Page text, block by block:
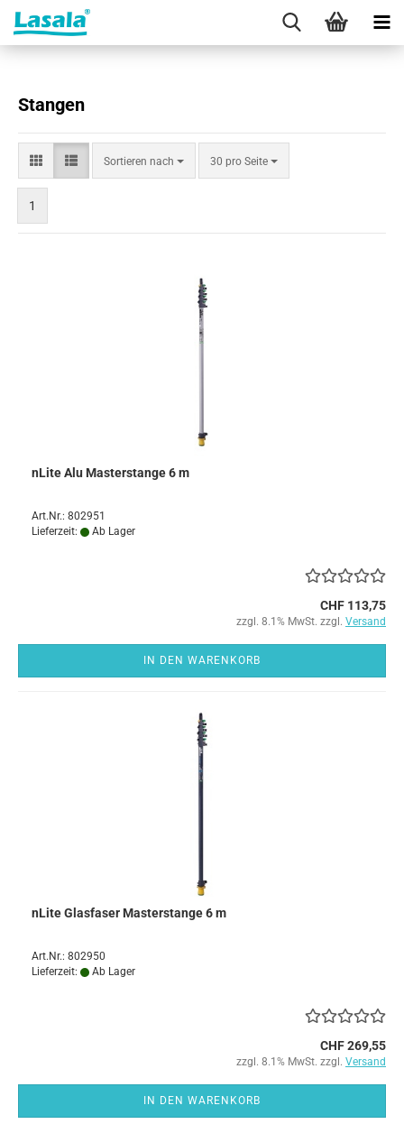
Stangen
Sortieren nach
Sortieren
nach
30 pro Seite
pro Seite
1
nLite Alu Masterstange 6 m
Art.Nr.: 802951
Lieferzeit:
Ab Lager
CHF 113,75
zzgl. 8.1% MwSt. zzgl. Versand
IN DEN WARENKORB
nLite Glasfaser Masterstange 6 m
Art.Nr.: 802950
Lieferzeit:
Ab Lager
CHF 269,55
zzgl. 8.1% MwSt. zzgl. Versand
IN DEN WARENKORB